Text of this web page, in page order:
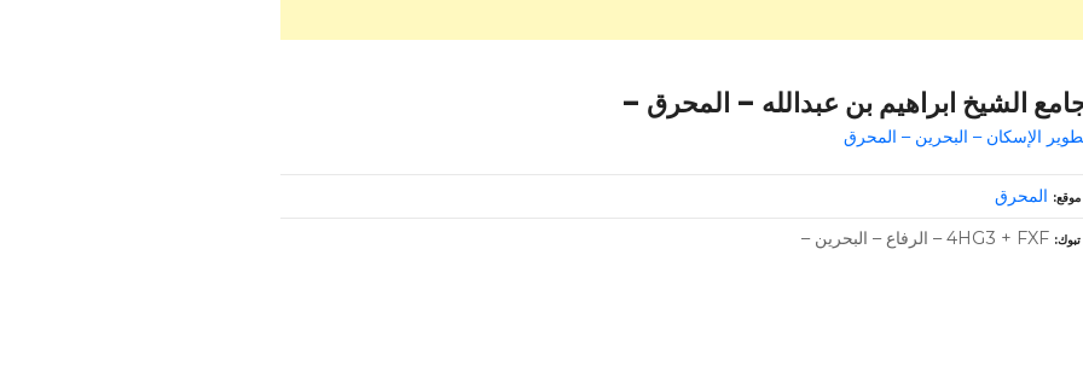
الشيخ ابراهيم بن عبدالله – المحرق –
الإسكان – البحرين – المحرق
موقع المحرق
تبوك 4HG3 + FXF – الرفاع – البحرين –